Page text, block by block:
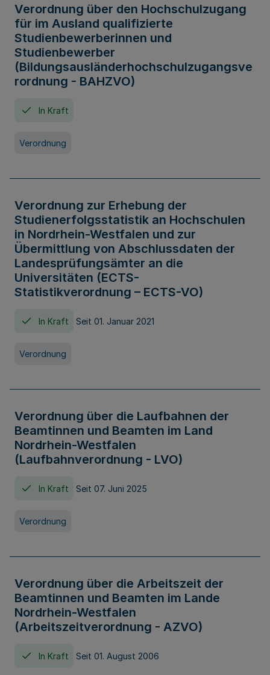
Verordnung über den Hochschulzugang
für im Ausland qualifizierte
Studienbewerberinnen und
Studienbewerber
(Bildungsausländerhochschulzugangsve
rordnung - BAHZVO)
In Kraft
Verordnung
Verordnung zur Erhebung der
Studienerfolgsstatistik an Hochschulen
in Nordrhein-Westfalen und zur
Übermittlung von Abschlussdaten der
Landesprüfungsämter an die
Universitäten (ECTS-
Statistikverordnung – ECTS-VO)
In Kraft Seit 01. Januar 2021
Verordnung
Verordnung über die Laufbahnen der
Beamtinnen und Beamten im Land
Nordrhein-Westfalen
(Laufbahnverordnung - LVO)
In Kraft Seit 07. Juni 2025
Verordnung
Verordnung über die Arbeitszeit der
Beamtinnen und Beamten im Lande
Nordrhein-Westfalen
(Arbeitszeitverordnung - AZVO)
In Kraft Seit 01. August 2006